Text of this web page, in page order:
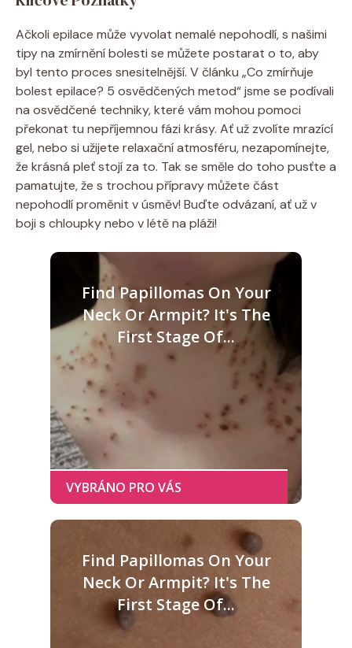
Ačkoli ​epilace může vyvolat nemalé ‌nepohodlí, s našimi
tipy na zmírnění ‍bolesti se‌ můžete postarat o⁢ to, aby ​
byl tento proces snesitelnější. V článku⁣ „Co⁤ zmírňuje
bolest epilace? 5 osvědčených metod“​ jsme se podívali
na osvědčené​ techniky,​ které vám mohou pomoci
‌překonat tu nepříjemnou ⁣fázi‍ krásy. Ať ​už zvolíte mrazící
gel, nebo si ​užijete relaxační atmosféru, nezapomínejte,​
že krásná pleť stojí za to. Tak se směle do⁢ toho pusťte a
pamatujte, ⁢že​ s trochou přípravy‌ můžete část
nepohodlí proměnit​ v úsměv! ‌Buďte odvázaní, ať​ už ‍v
boji ‌s chloupky nebo v létě na pláži!
Find Papillomas On Your
Neck Or Armpit? It's The
First Stage Of...
Find Papillomas On Your
Neck Or Armpit? It's The
First Stage Of...